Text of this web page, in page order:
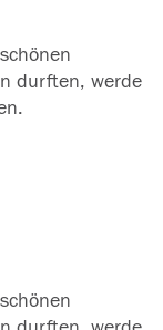
durften, werde